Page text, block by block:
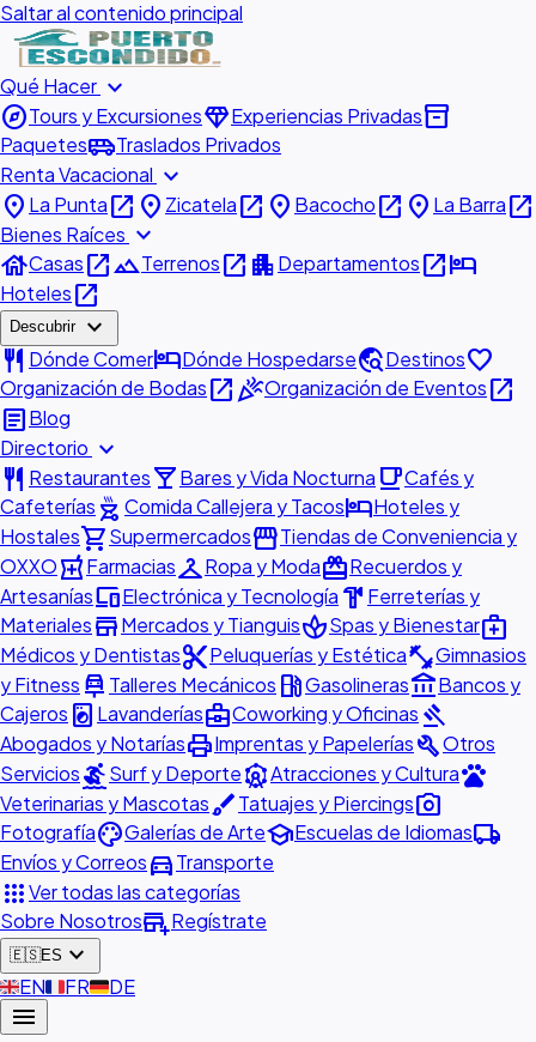
Saltar al contenido principal
Qué Hacer expand_more
exploreTours y ExcursionesdiamondExperiencias Privadasinventory_2
Paquetesairport_shuttleTraslados Privados
Renta Vacacional expand_more
place La Puntaopen_in_new place Zicatelaopen_in_new place Bacochoopen_in_new place La Barraopen_in_new
Bienes Raíces expand_more
houseCasasopen_in_newlandscapeTerrenosopen_in_new apartmentDepartamentosopen_in_newhotel
Hotelesopen_in_new
Descubrir expand_more
restaurant Dónde ComerhotelDónde Hospedarsetravel_exploreDestinosfavorite
Organización de Bodasopen_in_newcelebrationOrganización de Eventosopen_in_new
articleBlog
Directorio expand_more
restaurant Restauranteslocal_barBares y Vida Nocturna local_cafeCafés y
Cafeterías outdoor_grill Comida Callejera y TacoshotelHoteles y
Hostalesshopping_cartSupermercadosstorefrontTiendas de Conveniencia y
OXXOlocal_pharmacyFarmaciascheckroomRopa y ModaredeemRecuerdos y
ArtesaníasdevicesElectrónica y Tecnología hardware Ferreterías y
MaterialesstoreMercados y TianguisspaSpas y Bienestarmedical_services
Médicos y Dentistascontent_cutPeluquerías y Estéticafitness_centerGimnasios
y Fitness car_repair Talleres Mecánicos local_gas_stationGasolinerasaccount_balanceBancos y
Cajeros local_laundry_service Lavanderíasbusiness_centerCoworking y Oficinas gavel
Abogados y NotaríasprintImprentas y PapeleríasbuildOtros
ServiciossurfingSurf y DeporteattractionsAtracciones y Culturapets
Veterinarias y MascotasbrushTatuajes y Piercingsphoto_camera
FotografíapaletteGalerías de ArteschoolEscuelas de Idiomaslocal_shipping
Envíos y Correosdirections_carTransporte
appsVer todas las categorías
Sobre Nosotrosadd_businessRegístrate
🇪🇸ES expand_more
🇬🇧EN🇫🇷FR🇩🇪DE
menu